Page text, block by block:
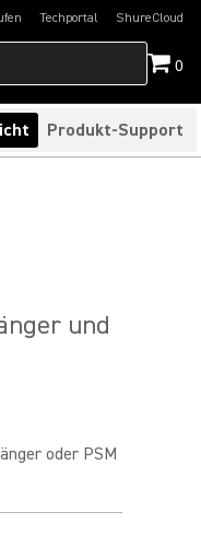
Techportal
(Opens in a new tab)ShureCloud
(Opens in a new
0
Produkt-Support
und
oder PSM